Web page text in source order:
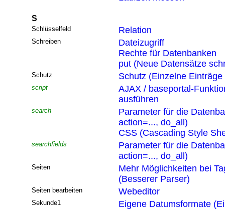
S
Schlüsselfeld Relation
Schreiben
Dateizugriff
Rechte für Datenbanken
put (Neue Datensätze
Schutz Schutz (Einzelne
script
AJAX / baseportal-
ausführen
search
Parameter für die
action=..., do_all)
CSS (Cascading Style
searchfields
Parameter für die
action=..., do_all)
Seiten
Mehr Möglichkeiten bei
(Besserer Parser)
Seiten bearbeiten Webeditor
Sekunde1 Eigene Datumsformate